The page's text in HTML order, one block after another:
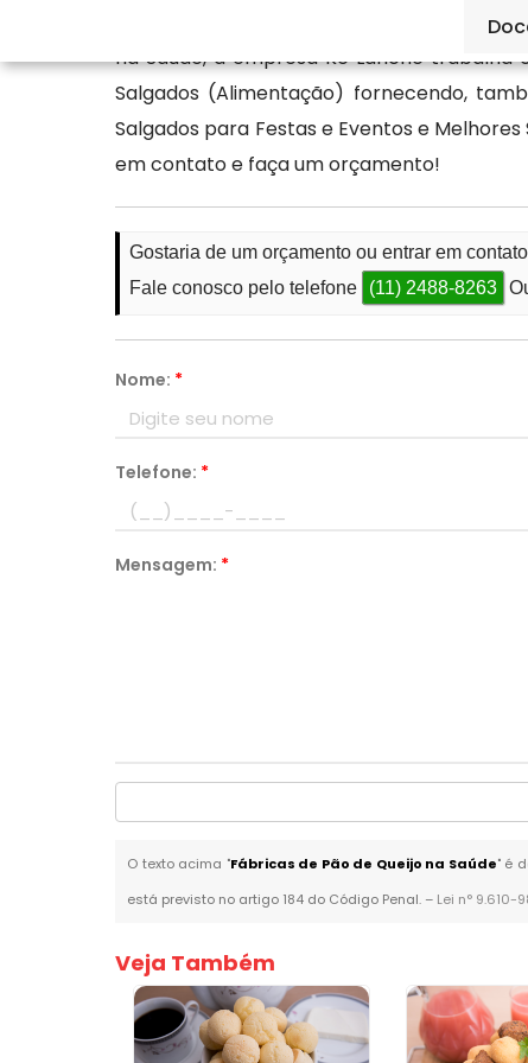
Sendo referência no ramo Fábrica de
na Saúde, a empresa Ke Lanche
Salgados (Alimentação) fornecendo,
Salgados para Festas e Eventos e
em contato e faça um orçamento!
Gostaria de um orçamento ou entrar em
Fale conosco pelo telefone
(11) 2488-8263
Nome: *
Telefone: *
Mensagem: *
O texto acima "Fábricas de Pão de Queijo na Saúde" é
está previsto no artigo 184 do Código Penal. – Lei n°
Veja Também